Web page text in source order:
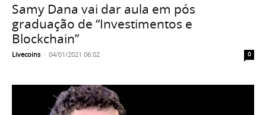
Samy Dana vai dar aula em pós
graduação de “Investimentos e
Blockchain”
Livecoins - 04/01/2021 06:02 0